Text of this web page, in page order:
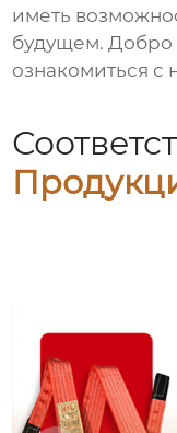
иметь
будущем. Добро
ознакомиться с